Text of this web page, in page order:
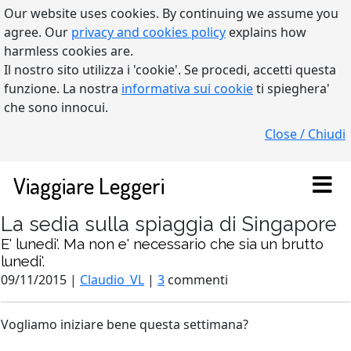
Our website uses cookies. By continuing we assume you
agree. Our privacy and cookies policy explains how
harmless cookies are.
Il nostro sito utilizza i 'cookie'. Se procedi, accetti questa
funzione. La nostra informativa sui cookieti spieghera'
che sono innocui.
Close / Chiudi
Viaggiare Leggeri
La sedia sulla spiaggia di Singapore
E' lunedi'. Ma non e' necessario che sia un brutto
lunedi'.
09/11/2015 | Claudio_VL | 3 commenti
Vogliamo iniziare bene questa settimana?